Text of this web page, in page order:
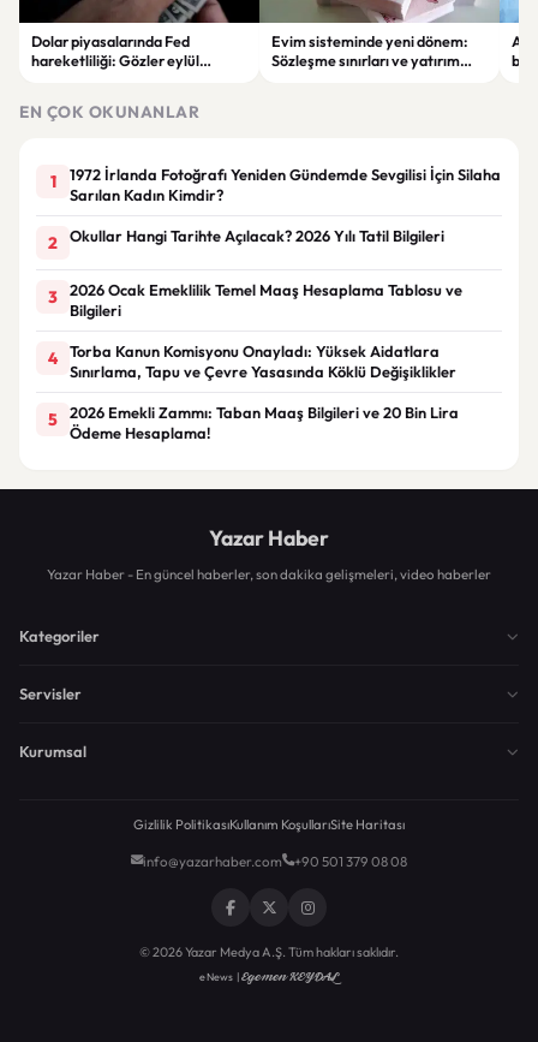
Dolar piyasalarında Fed
hareketliliği: Gözler eylül
Evim sisteminde yeni dönem:
Sözleşme sınırları ve yatırım
EN ÇOK OKUNANLAR
1
1972 İrlanda Fotoğrafı Yeniden Gündemde Sevgilisi İçin Silaha
Sarılan Kadın Kimdir?
2 Okullar Hangi Tarihte Açılacak? 2026 Yılı Tatil Bilgileri
3
2026 Ocak Emeklilik Temel Maaş Hesaplama Tablosu ve
Bilgileri
4
Torba Kanun Komisyonu Onayladı: Yüksek Aidatlara
Sınırlama, Tapu ve Çevre Yasasında Köklü Değişiklikler
5
2026 Emekli Zammı: Taban Maaş Bilgileri ve 20 Bin Lira
Ödeme Hesaplama!
Yazar Haber
Yazar Haber - En güncel haberler, son dakika gelişmeleri, video haberler
Kategoriler
Servisler
Kurumsal
Gizlilik PolitikasıKullanım KoşullarıSite Haritası
info@yazarhaber.com +90 501 379 08 08
© 2026 Yazar Medya A.Ş. Tüm hakları saklıdır.
eNews |Egemen KEYDAL